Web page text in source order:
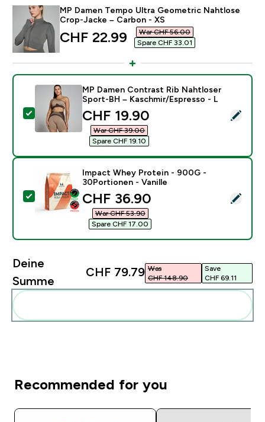
MP Damen Tempo Ultra Geometric Nahtlose
Crop-Jacke – Carbon - XS
discounted price
CHF 22.99‎
War CHF 56.00‎
Spare CHF 33.01‎
Dieses Produkt ausw�hlen - MP Damen Contrast
MP Damen Contrast Rib Nahtloser
Sport-BH – Kaschmir/Espresso - L
discounted price
CHF 19.90‎
War CHF 39.00‎
Spare CHF 19.10‎
Dieses Produkt ausw�hlen - Impact Whey Protein -
Impact Whey Protein - 900G -
30Portionen - Vanille
discounted price
CHF 36.90‎
War CHF 53.90‎
Spare CHF 17.00‎
Deine
Summe
CHF 79.79‎ Was
CHF 148.90‎
Save
CHF 69.11‎
Recommended for you